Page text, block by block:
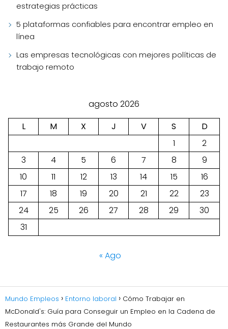
estrategias prácticas
5 plataformas confiables para encontrar empleo en
línea
Las empresas tecnológicas con mejores políticas de
trabajo remoto
agosto 2026
L
M X J V S
D
1
2
3
4 5 6 7 8
9
10
11 12 13 14 15
16
17
18 19 20 21 22
23
24
25 26 27 28 29
30
31
« Ago
Mundo Empleos Entorno laboral
Cómo Trabajar en
McDonald's: Guía para Conseguir un Empleo en la Cadena de
Restaurantes más Grande del Mundo